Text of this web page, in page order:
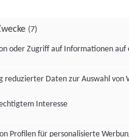
(7)
oder Zugriff auf Informationen auf
reduzierter Daten zur Auswahl von
Interesse
Profilen für personalisierte